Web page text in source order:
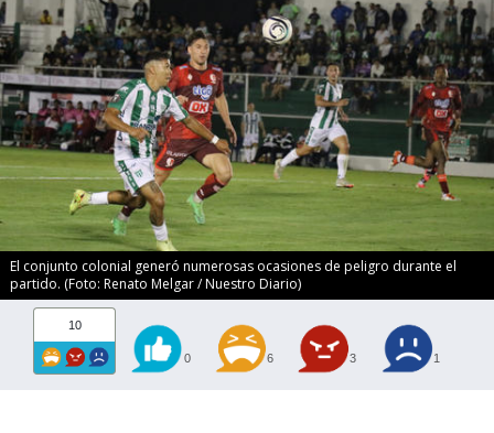
El conjunto colonial generó numerosas ocasiones de peligro durante el
partido. (Foto: Renato Melgar / Nuestro Diario)
10
0 6 3 1